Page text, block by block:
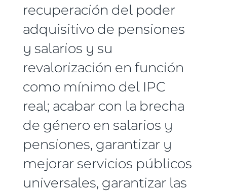
recuperación del poder
adquisitivo de pensiones
y salarios y su
revalorización en función
como mínimo del IPC
real; acabar con la brecha
de género en salarios y
pensiones, garantizar y
mejorar servicios públicos
universales, garantizar las